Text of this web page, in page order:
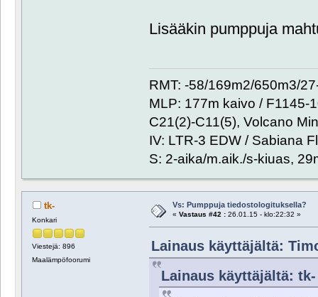
Lisääkin pumppuja
RMT: -58/169m2/650m3/
MLP: 177m kaivo / F1145-
C21(2)-C11(5), Volcano
IV: LTR-3 EDW / Sabiana
S: 2-aika/m.aik./s-kiuas,
tk-
Konkari
Viestejä: 896
Maalämpöfoorumi
Vs: Pumppuja tiedostologituksella?
« Vastaus #42 :26.01.15 - klo:22:32 »
Lainaus käyttäjältä:
Lainaus käyttäjältä: